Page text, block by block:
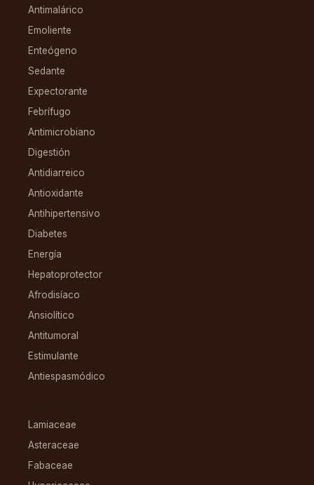
Antimalárico
Emoliente
Enteógeno
Sedante
Expectorante
Febrífugo
Antimicrobiano
Digestión
Antidiarreico
Antioxidante
Antihipertensivo
Diabetes
Energía
Hepatoprotector
Afrodisíaco
Ansiolítico
Antitumoral
Estimulante
Antiespasmódico
Lamiaceae
Asteraceae
Fabaceae